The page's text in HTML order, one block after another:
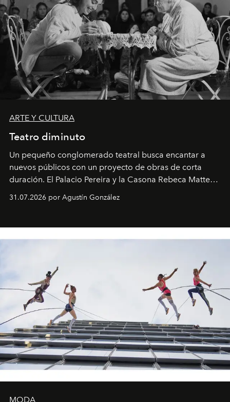
ARTE Y CULTURA
Teatro diminuto
Un pequeño conglomerado teatral busca encantar a
nuevos públicos con un proyecto de obras de corta
duración. El Palacio Pereira y la Casona Rebeca Matte
son algunos de los lugares que han albergado estas
miniobras. Sus puestas en escena son limpias; ponen el
31.07.2026 por Agustín González
MODA